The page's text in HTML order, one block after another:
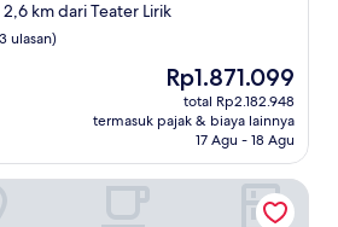
km dari Teater Lirik
ulasan)
Harga
sekarang
Rp1.871.099
Rp1.871.099
total Rp2.182.948
termasuk pajak & biaya lainnya
17 Agu - 18 Agu